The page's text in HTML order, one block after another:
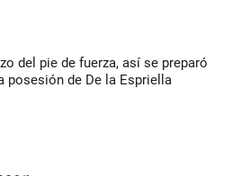
del pie de fuerza, así se preparó
posesión de De la Espriella